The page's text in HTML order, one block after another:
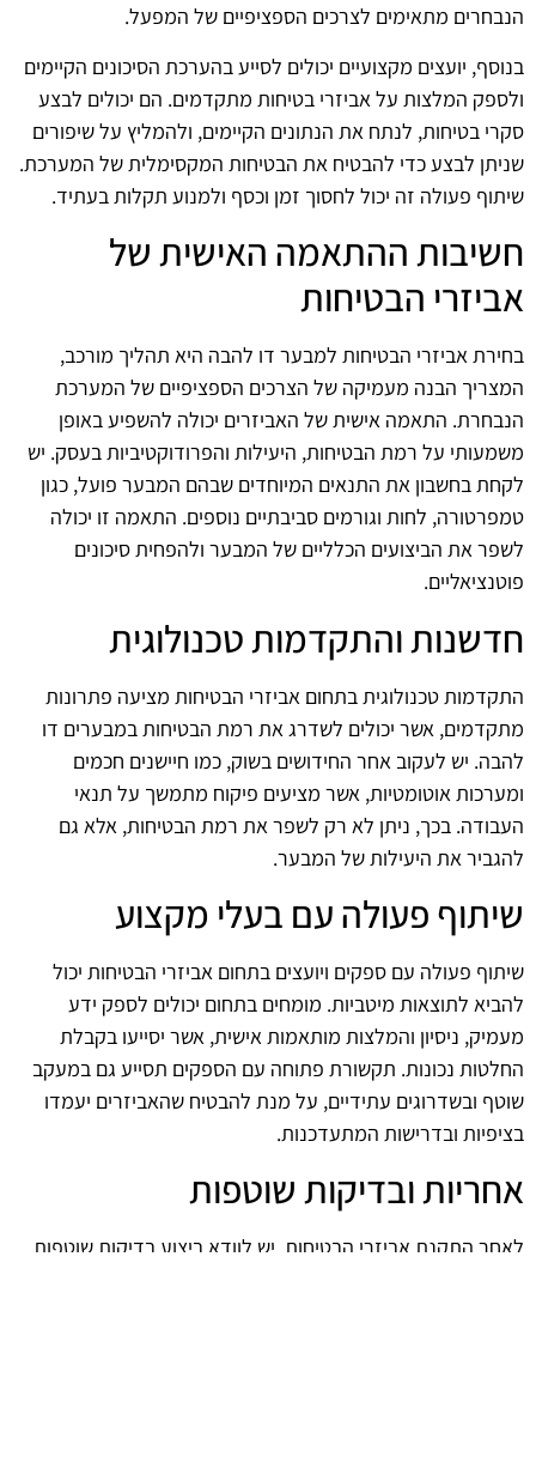
הנבחרים מתאימים לצרכים הספציפיים של המפעל.
בנוסף, יועצים מקצועיים יכולים לסייע בהערכת הסיכונים הקיימים
ולספק המלצות על אביזרי בטיחות מתקדמים. הם יכולים לבצע
סקרי בטיחות, לנתח את הנתונים הקיימים, ולהמליץ על שיפורים
שניתן לבצע כדי להבטיח את הבטיחות המקסימלית של המערכת.
שיתוף פעולה זה יכול לחסוך זמן וכסף ולמנוע תקלות בעתיד.
חשיבות ההתאמה האישית של
אביזרי הבטיחות
בחירת אביזרי הבטיחות למבער דו להבה היא תהליך מורכב,
המצריך הבנה מעמיקה של הצרכים הספציפיים של המערכת
הנבחרת. התאמה אישית של האביזרים יכולה להשפיע באופן
משמעותי על רמת הבטיחות, היעילות והפרודוקטיביות בעסק. יש
לקחת בחשבון את התנאים המיוחדים שבהם המבער פועל, כגון
טמפרטורה, לחות וגורמים סביבתיים נוספים. התאמה זו יכולה
לשפר את הביצועים הכלליים של המבער ולהפחית סיכונים
פוטנציאליים.
חדשנות והתקדמות טכנולוגית
התקדמות טכנולוגית בתחום אביזרי הבטיחות מציעה פתרונות
מתקדמים, אשר יכולים לשדרג את רמת הבטיחות במבערים דו
להבה. יש לעקוב אחר החידושים בשוק, כמו חיישנים חכמים
ומערכות אוטומטיות, אשר מציעים פיקוח מתמשך על תנאי
העבודה. בכך, ניתן לא רק לשפר את רמת הבטיחות, אלא גם
להגביר את היעילות של המבער.
שיתוף פעולה עם בעלי מקצוע
שיתוף פעולה עם ספקים ויועצים בתחום אביזרי הבטיחות יכול
להביא לתוצאות מיטביות. מומחים בתחום יכולים לספק ידע
מעמיק, ניסיון והמלצות מותאמות אישית, אשר יסייעו בקבלת
החלטות נכונות. תקשורת פתוחה עם הספקים תסייע גם במעקב
שוטף ובשדרוגים עתידיים, על מנת להבטיח שהאביזרים יעמדו
בציפיות ובדרישות המתעדכנות.
אחריות ובדיקות שוטפות
לאחר התקנת אביזרי הבטיחות, יש לוודא ביצוע בדיקות שוטפות